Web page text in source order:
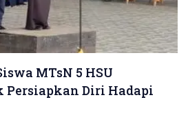
MTsN 5 HSU
Diri Hadapi